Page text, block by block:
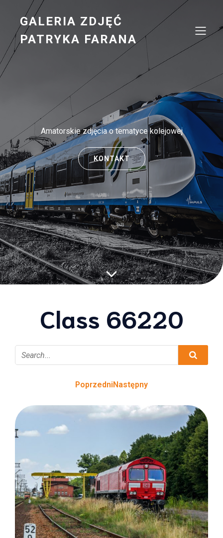
GALERIA ZDJĘĆ
PATRYKA FARANA
Amatorskie zdjęcia o tematyce kolejowej
KONTAKT
Class 66220
PoprzedniNastępny